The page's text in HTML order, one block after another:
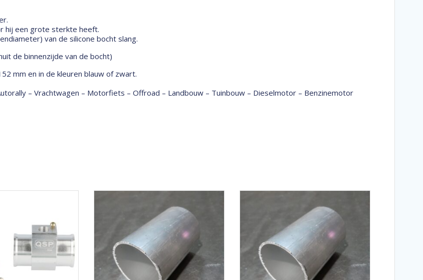
hij een grote sterkte heeft.
van de silicone bocht slang.
de binnenzijde van de bocht)
mm en in de kleuren blauw of zwart.
– Vrachtwagen – Motorfiets – Offroad – Landbouw – Tuinbouw – Dieselmotor – Benzinemotor